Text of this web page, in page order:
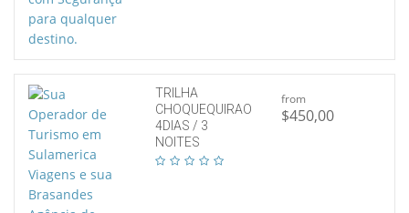
TRILHA
CHOQUEQUIRAO
4DIAS / 3
NOITES
from
$450,00